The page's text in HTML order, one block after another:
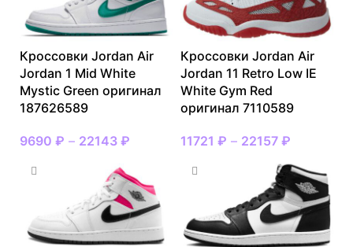
Кроссовки Jordan Air
Jordan 1 Mid White
Mystic Green оригинал
187626589
9690 ₽ – 22143 ₽
Кроссовки Jordan Air
Jordan 11 Retro Low IE
White Gym Red
оригинал 7110589
11721 ₽ – 22157 ₽